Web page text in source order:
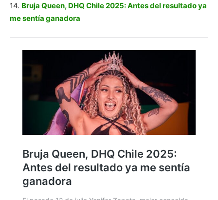
14. Bruja Queen, DHQ Chile 2025: Antes del resultado ya
me sentía ganadora